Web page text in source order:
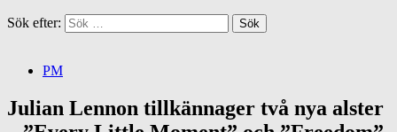
Sök efter:
PM
Julian Lennon tillkännager två nya alster